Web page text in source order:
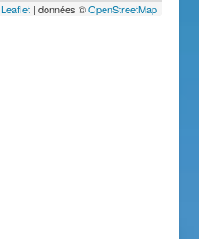
Leaflet| données ©OpenStreetMap